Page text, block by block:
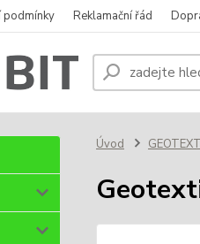
podmínky Reklamační řád
Úvod